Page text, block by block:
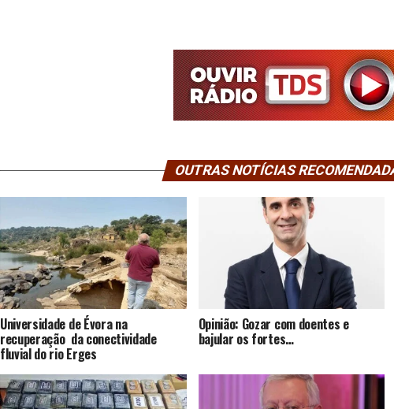
OUTRAS NOTÍCIAS
Universidade de Évora na
recuperação da conectividade
fluvial do rio Erges
Opinião: Gozar com doentes e
bajular os fortes…